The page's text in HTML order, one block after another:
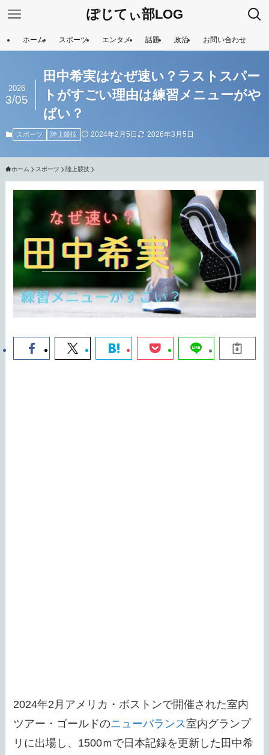
ぽじてぃ部LOG
ホーム スポーツ エンタメ 話題 政治 お問い合わせ
田中希実はなぜ速い？ラストスパー
トがすごい理由は練習メニューがや
ばい？
2026
3/05
スポーツ 陸上競技 2024年2月5日 2026年3月5日
ホーム スポーツ 陸上競技
2024年2月アメリカ・ボストンで開催された室内
ツアー・ゴールドのニューバランス室内グランプ
リに出場し、1500ｍで日本記録を更新した田中希